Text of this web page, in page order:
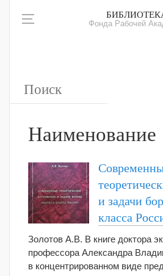
Фонда Рабочей
Наименование
и задачи
класса
Золотов А.В. В книге доктора
профессора Александра
в концентрированном виде